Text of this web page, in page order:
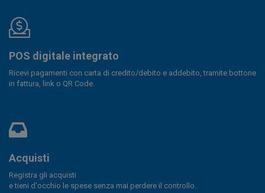
POS digitale integrato
Ricevi pagamenti con carta di credito/debito e addebito, tramite bottone
in fattura, link o QR Code.
Acquisti
Registra gli acquisti
e tieni d'occhio le spese senza mai perdere il controllo.